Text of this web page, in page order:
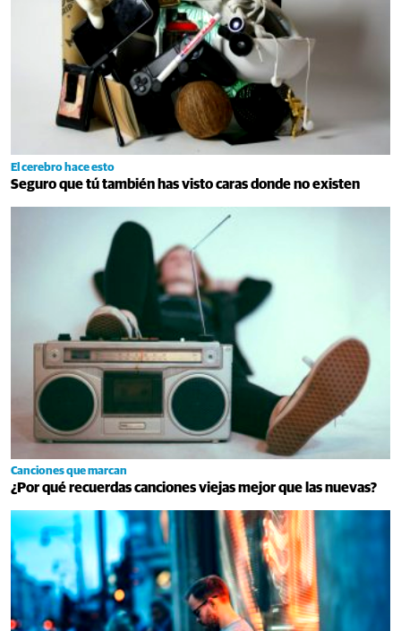
El cerebro hace esto
Seguro que tú también has visto caras donde no existen
Canciones que marcan
¿Por qué recuerdas canciones viejas mejor que las nuevas?